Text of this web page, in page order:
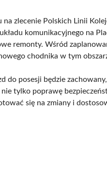
zlecenie Polskich Linii
komunikacyjnego na
remonty. Wśród
chodnika w tym
do posesji będzie
tylko poprawę
się na zmiany i